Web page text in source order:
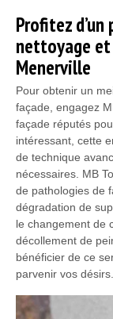
Profitez
nettoyage et
Menerville
Pour obtenir un
façade, engagez
façade réputés
intéressant, cette
de technique
nécessaires. MB
de pathologies de
dégradation de
le changement de
décollement de
bénéficier de ce
parvenir vos désirs.